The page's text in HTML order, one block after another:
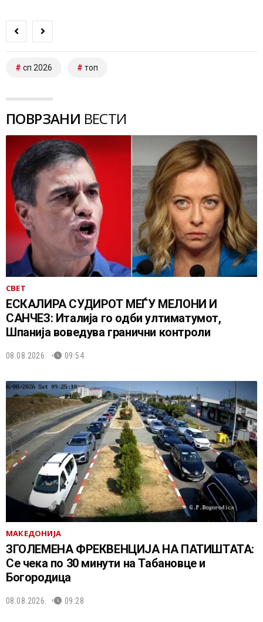
сп 2026 топ
ПОВРЗАНИ ВЕСТИ
СВЕТ
ЕСКАЛИРА СУДИРОТ МЕЃУ МЕЛОНИ И
САНЧЕЗ: Италија го одби ултиматумот,
Шпанија воведува гранични контроли
08.08.2026. 09:54
МАКЕДОНИЈА
ЗГОЛЕМЕНА ФРЕКВЕНЦИЈА НА ПАТИШТАТА:
Се чека по 30 минути на Табановце и
Богородица
08.08.2026. 09:28